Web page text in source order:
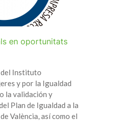
en oportunitats
del Instituto
y por la Igualdad
la validación y
Plan de Igualdad a la
València, así como el